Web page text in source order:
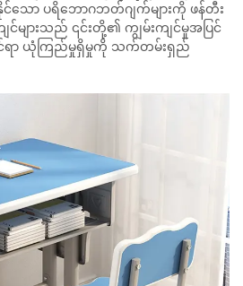
နိုင်သော ပရိဘောဂဘတ်ဂျက်များကို ဖန်တီး
ျင်များသည် ၎င်းတို့၏ ကျွမ်းကျင်မှုအပြင်
ာ ယုံကြည်မှုရှိမှုကို သက်တမ်းရှည်